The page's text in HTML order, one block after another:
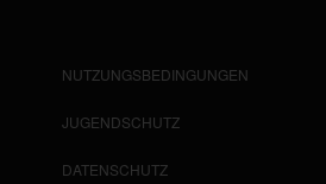
NUTZUNGSBEDINGUNGEN
JUGENDSCHUTZ
DATENSCHUTZ